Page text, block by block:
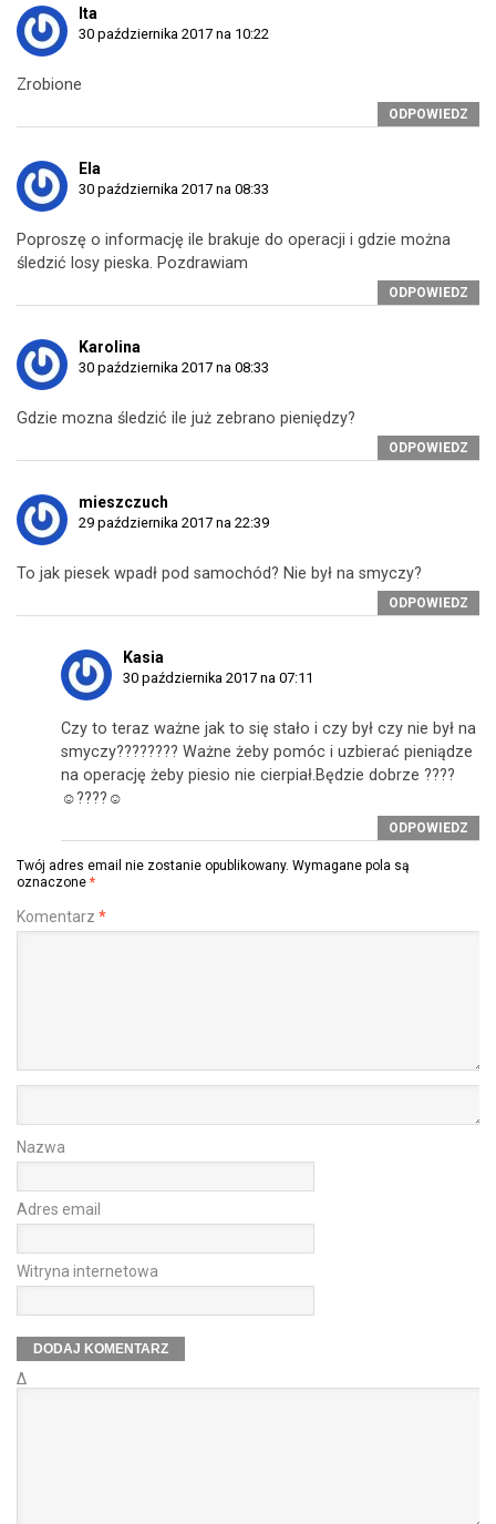
Ita
30 października 2017 na 10:22
Zrobione
ODPOWIEDZ
Ela
30 października 2017 na 08:33
Poproszę o informację ile brakuje do operacji i gdzie można
śledzić losy pieska. Pozdrawiam
ODPOWIEDZ
Karolina
30 października 2017 na 08:33
Gdzie mozna śledzić ile już zebrano pieniędzy?
ODPOWIEDZ
mieszczuch
29 października 2017 na 22:39
To jak piesek wpadł pod samochód? Nie był na smyczy?
ODPOWIEDZ
Kasia
30 października 2017 na 07:11
Czy to teraz ważne jak to się stało i czy był czy nie był na
smyczy???????? Ważne żeby pomóc i uzbierać pieniądze
na operację żeby piesio nie cierpiał.Będzie dobrze ????
☺????☺
ODPOWIEDZ
Twój adres email nie zostanie opublikowany. Wymagane pola są
oznaczone *
Komentarz *
Nazwa
Adres email
Witryna internetowa
Δ